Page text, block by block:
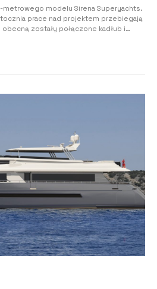
metrowego modelu Sirena Superyachts.
prace nad projektem przebiegają
zostały połączone kadłub i
zaprojektowany przez Luca Vallebona